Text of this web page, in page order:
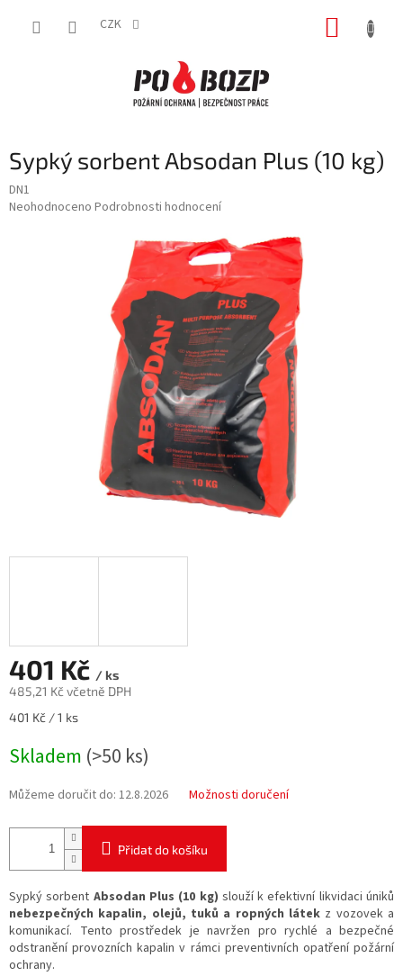
CZK
Sypký sorbent Absodan Plus (10 kg)
DN1
Průměrné
Neohodnoceno Podrobnosti hodnocení
401 Kč / ks
485,21 Kč včetně DPH
Měrná
401 Kč / 1 ks
Skladem (>50 ks)
Můžeme doručit do: 12.8.2026 Možnosti doručení
Přidat do košíku
Sypký sorbent Absodan Plus (10 kg) slouží k efektivní likvidaci úniků
nebezpečných kapalin, olejů, tuků a ropných látek z vozovek a
komunikací. Tento prostředek je navržen pro rychlé a bezpečné
odstranění provozních kapalin v rámci preventivních opatření požární
ochrany.